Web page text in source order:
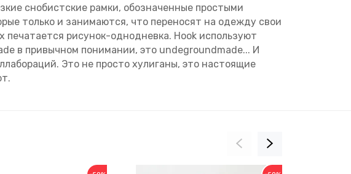
снобистские рамки, обозначенные простыми
только и занимаются, что переносят на одежду свои
печатается рисунок-однодневка. Hook используют
в привычном понимании, это undegroundmade... И
Это не просто хулиганы, это настоящие